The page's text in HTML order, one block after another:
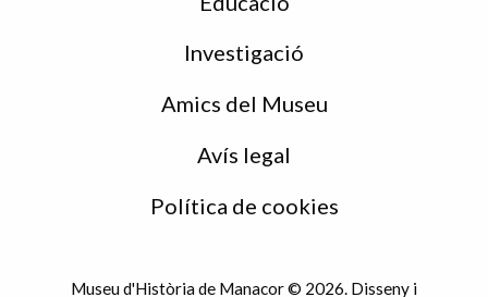
Investigació
Amics del Museu
Avís legal
Política de cookies
Museu d'Història de Manacor © 2026. Disseny i